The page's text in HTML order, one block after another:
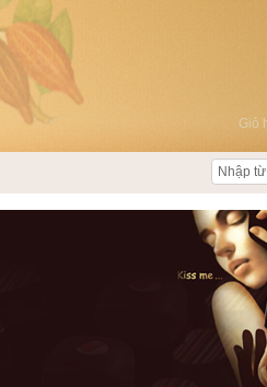
Giỏ